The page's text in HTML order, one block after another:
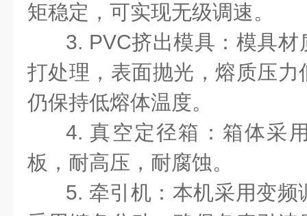
矩稳定，可实现无级调速。
3. PVC挤出模具：模具材
打处理，表面抛光，熔质压
仍保持低熔体温度。
4. 真空定径箱：箱体采
板，耐高压，耐腐蚀。
5. 牵引机：本机采用变